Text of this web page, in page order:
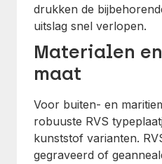
drukken de
uitslag snel verlopen.
Materialen
maat
Voor buiten- en
robuuste RVS
kunststof varianten.
gegraveerd of